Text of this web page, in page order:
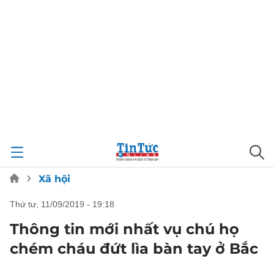
Xã hội
thứ tư, 11/09/2019 - 19:18
Thông tin mới nhất vụ chú họ
chém cháu đứt lìa bàn tay ở Bắc